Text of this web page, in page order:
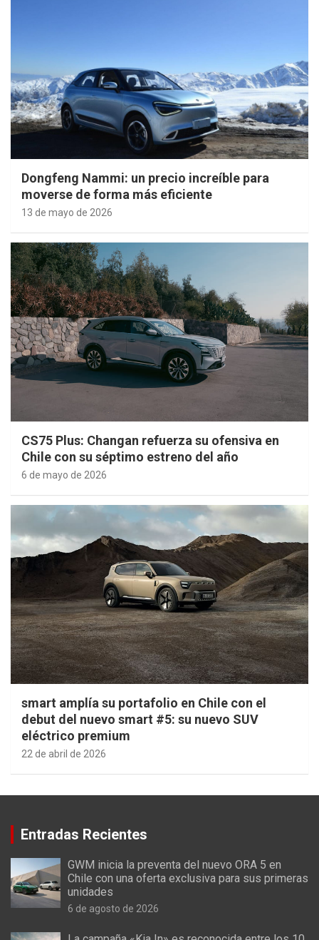
Dongfeng Nammi: un precio increíble para
moverse de forma más eficiente
13 de mayo de 2026
CS75 Plus: Changan refuerza su ofensiva en
Chile con su séptimo estreno del año
6 de mayo de 2026
smart amplía su portafolio en Chile con el
debut del nuevo smart #5: su nuevo SUV
eléctrico premium
22 de abril de 2026
Entradas Recientes
GWM inicia la preventa del nuevo ORA 5 en
Chile con una oferta exclusiva para sus primeras
unidades
6 de agosto de 2026